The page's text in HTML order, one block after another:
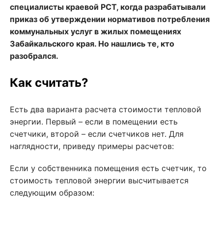
специалисты краевой РСТ, когда разрабатывали
приказ об утверждении нормативов потребления
коммунальных услуг в жилых помещениях
Забайкальского края. Но нашлись те, кто
разобрался.
Как считать?
Есть два варианта расчета стоимости тепловой
энергии. Первый – если в помещении есть
счетчики, второй – если счетчиков нет. Для
наглядности, приведу примеры расчетов:
Если у собственника помещения есть счетчик, то
стоимость тепловой энергии высчитывается
следующим образом: